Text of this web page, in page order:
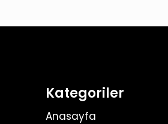
Kategoriler
Anasayfa